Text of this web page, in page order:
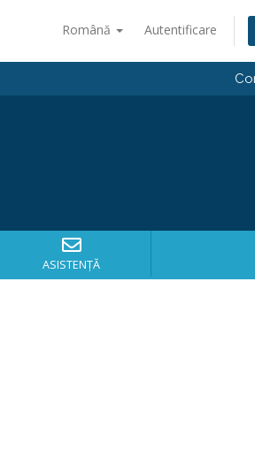
Română Autentificare
ASISTENȚĂ